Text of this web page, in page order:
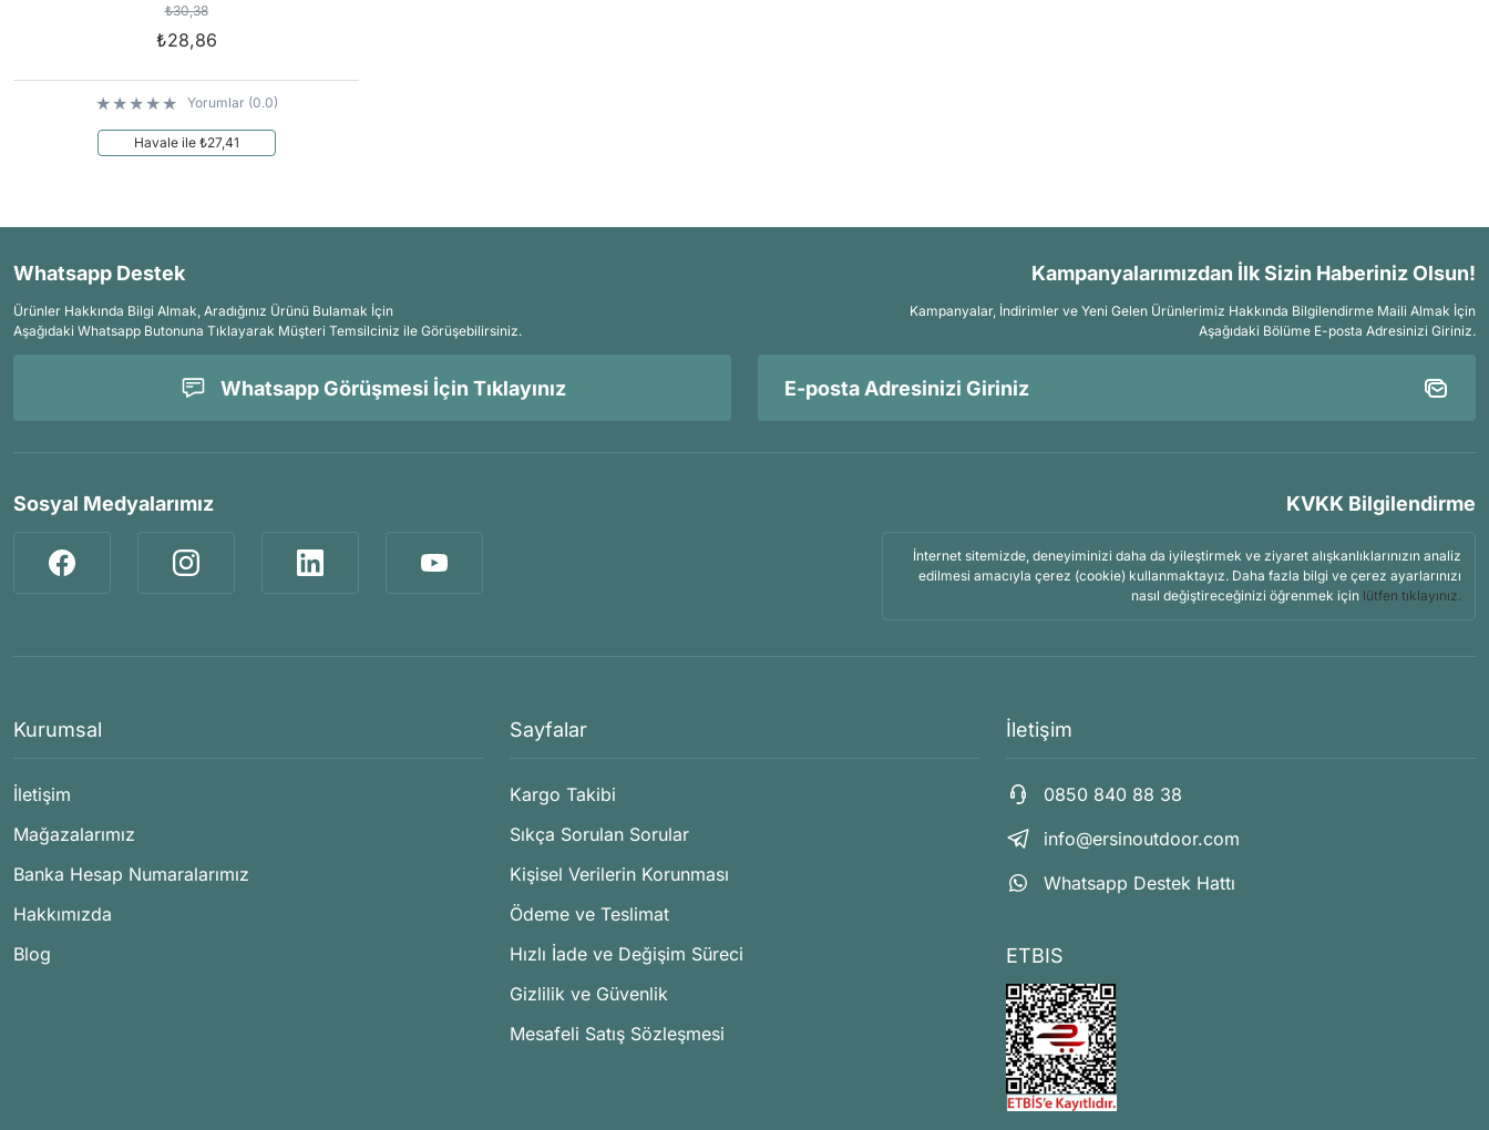
₺30,38
₺28,86
Yorumlar (0.0)
Havale ile ₺27,41
Whatsapp Destek
Ürünler Hakkında Bilgi Almak, Aradığınız Ürünü Bulamak İçin
Aşağıdaki Whatsapp Butonuna Tıklayarak Müşteri Temsilciniz ile Görüşebilirsiniz.
Whatsapp Görüşmesi İçin Tıklayınız
Kampanyalarımızdan İlk Sizin Haberiniz Olsun!
Kampanyalar, İndirimler ve Yeni Gelen Ürünlerimiz Hakkında Bilgilendirme Maili Almak İçin
Aşağıdaki Bölüme E-posta Adresinizi Giriniz.
Sosyal Medyalarımız KVKK Bilgilendirme
İnternet sitemizde, deneyiminizi daha da iyileştirmek ve ziyaret alışkanlıklarınızın analiz
edilmesi amacıyla çerez (cookie) kullanmaktayız. Daha fazla bilgi ve çerez ayarlarınızı
nasıl değiştireceğinizi öğrenmek için lütfen tıklayınız.
Kurumsal
İletişim
Mağazalarımız
Banka Hesap Numaralarımız
Hakkımızda
Blog
Sayfalar
Kargo Takibi
Sıkça Sorulan Sorular
Kişisel Verilerin Korunması
Ödeme ve Teslimat
Hızlı İade ve Değişim Süreci
Gizlilik ve Güvenlik
Mesafeli Satış Sözleşmesi
İletişim
0850 840 88 38
info@ersinoutdoor.com
Whatsapp Destek Hattı
ETBIS